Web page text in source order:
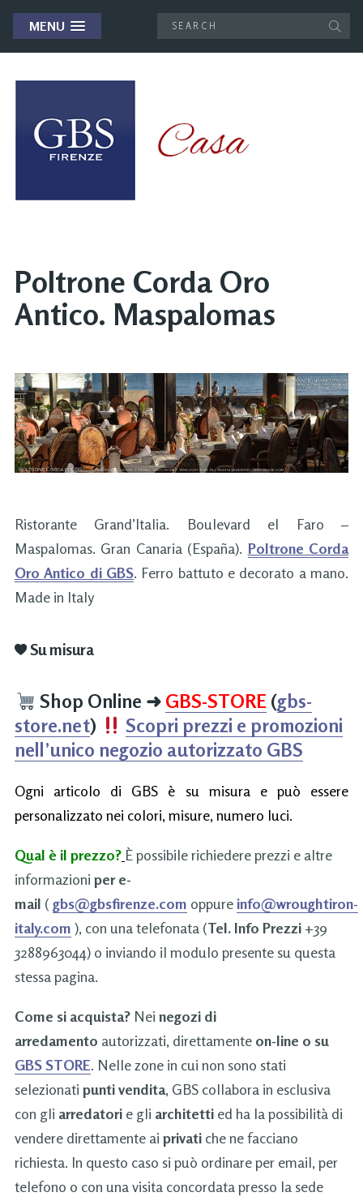
MENU
Poltrone Corda Oro
Antico. Maspalomas
Ristorante Grand’Italia. Boulevard el Faro –
Maspalomas. Gran Canaria (España). Poltrone Corda
Oro Antico di GBS. Ferro battuto e decorato a mano.
Made in Italy
Su misura
Shop Online ➜ GBS-STORE (gbs-
store.net)
Scopri prezzi e promozioni
nell’unico negozio autorizzato GBS
Ogni articolo di GBS è su misura e può essere
personalizzato nei colori, misure, numero luci.
Qual è il prezzo? È possibile richiedere prezzi e altre
informazioni per e-
mail ( gbs@gbsfirenze.com oppure info@wroughtiron-
italy.com ), con una telefonata (Tel. Info Prezzi +39
3288963044) o inviando il modulo presente su questa
stessa pagina.
Come si acquista? Nei negozi di
arredamento autorizzati, direttamente on-line o su
GBS STORE. Nelle zone in cui non sono stati
selezionati punti vendita, GBS collabora in esclusiva
con gli arredatori e gli architetti ed ha la possibilità di
vendere direttamente ai privati che ne facciano
richiesta. In questo caso si può ordinare per email, per
telefono o con una visita concordata presso la sede